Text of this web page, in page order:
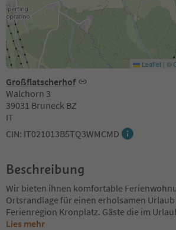
Großflatscherhof
Walchorn 3
39031 Bruneck BZ
IT
CIN: IT021013B5TQ3WMCMD
Leaflet | ©
Beschreibung
Wir bieten ihnen komfortable
Ortsrandlage für einen erholsamen
Ferienregion Kronplatz. Gäste die im
Lies mehr